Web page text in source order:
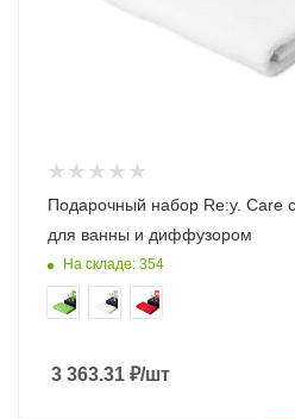
Подарочный набор Re:y. Care
для ванны и диффузором
На складе: 354
3 363.31 ₽/шт